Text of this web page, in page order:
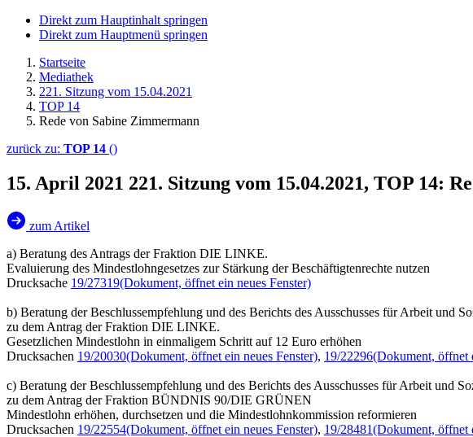
Direkt zum Hauptinhalt springen
Direkt zum Hauptmenü springen
Startseite
Mediathek
221. Sitzung vom 15.04.2021
TOP 14
Rede von Sabine Zimmermann
zurück zu: TOP 14 ()
15. April 2021 221. Sitzung vom 15.04.2021, TOP 14:
zum Artikel
a) Beratung des Antrags der Fraktion DIE LINKE.
Evaluierung des Mindestlohngesetzes zur Stärkung der Beschäftigtenrechte nutzen
Drucksache 19/27319(Dokument, öffnet ein neues Fenster)
b) Beratung der Beschlussempfehlung und des Berichts des Ausschusses für Arbeit und
zu dem Antrag der Fraktion DIE LINKE.
Gesetzlichen Mindestlohn in einmaligem Schritt auf 12 Euro erhöhen
Drucksachen 19/20030(Dokument, öffnet ein neues Fenster), 19/22296(Dokument, öffnet
c) Beratung der Beschlussempfehlung und des Berichts des Ausschusses für Arbeit und
zu dem Antrag der Fraktion BÜNDNIS 90/DIE GRÜNEN
Mindestlohn erhöhen, durchsetzen und die Mindestlohnkommission reformieren
Drucksachen 19/22554(Dokument, öffnet ein neues Fenster), 19/28481(Dokument, öffnet